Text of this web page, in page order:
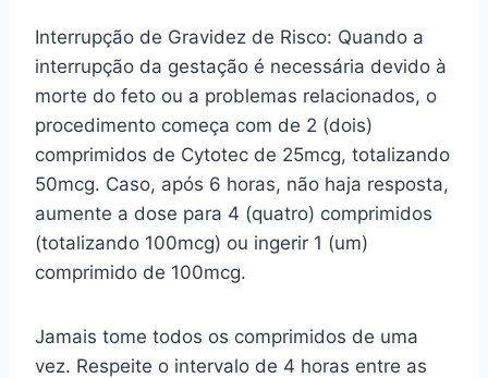
Interrupção de Gravidez de Risco: Quando a
interrupção da gestação é necessária devido à
morte do feto ou a problemas relacionados, o
procedimento começa com de 2 (dois)
comprimidos de Cytotec de 25mcg, totalizando
50mcg. Caso, após 6 horas, não haja resposta,
aumente a dose para 4 (quatro) comprimidos
(totalizando 100mcg) ou ingerir 1 (um)
comprimido de 100mcg.
Jamais tome todos os comprimidos de uma
vez. Respeite o intervalo de 4 horas entre as